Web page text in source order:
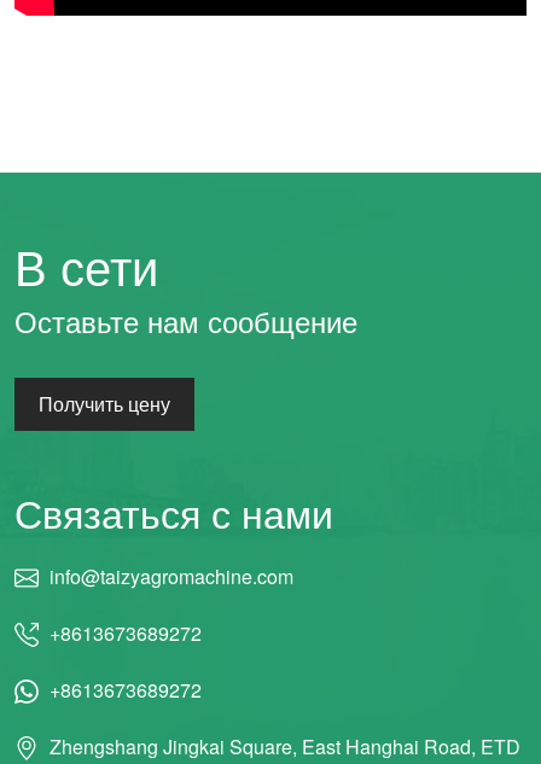
В сети
Оставьте нам сообщение
Получить цену
Связаться с нами
info@taizyagromachine.com
+8613673689272
+8613673689272
Zhengshang Jingkai Square, East Hanghai Road, ETD